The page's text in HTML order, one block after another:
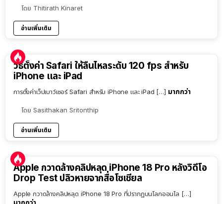
โดย Thitirath Kinaret
อ่านเพิ่มเติม
วิธีตั้งค่า Safari ให้ลื่นไหลระดับ 120 fps สำหรับ
iPhone และ iPad
การตั้งค่าเว็ปเบาว์เซอร์ Safari สำหรับ iPhone และ iPad […] มากกว่า
โดย Sasithakan Sritonthip
อ่านเพิ่มเติม
Apple กวาดล้างคลิปหลุด iPhone 18 Pro หลังวิดีโอ
Drop Test ปลิวหายจากสื่อโซเชียล
Apple กวาดล้างคลิปหลุด iPhone 18 Pro ที่ปรากฏบนโลกออนไล […]
มากกว่า